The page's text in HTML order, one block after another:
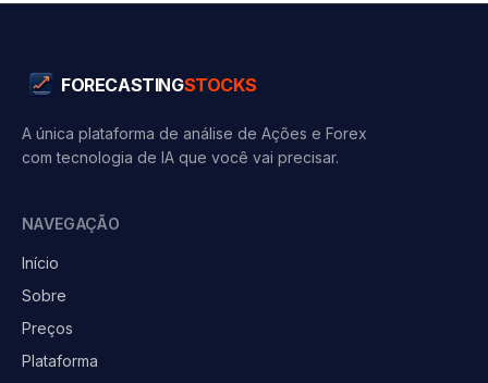
FORECASTINGSTOCKS
A única plataforma de análise de Ações e Forex
com tecnologia de IA que você vai precisar.
NAVEGAÇÃO
Início
Sobre
Preços
Plataforma